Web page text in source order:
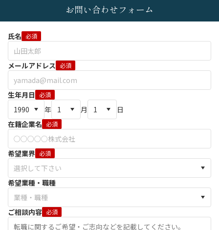
お問い合わせフォーム
氏名 必須
メールアドレス 必須
生年月日 必須
年 月
日
在籍企業名 必須
希望業界 必須
希望業種・職種
ご相談内容 必須